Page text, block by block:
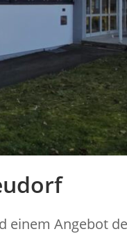
einem Angebot